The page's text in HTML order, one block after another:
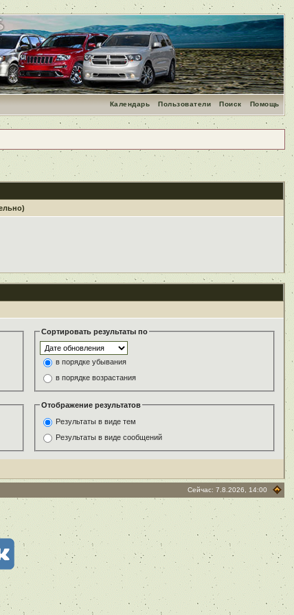
Помощь
Поиск
Пользователи
Календарь
Сортировать результаты по
в порядке убывания
в порядке возрастания
Отображение результатов
Результаты в виде тем
Результаты в виде сообщений
Сейчас: 7.8.2026, 14:00